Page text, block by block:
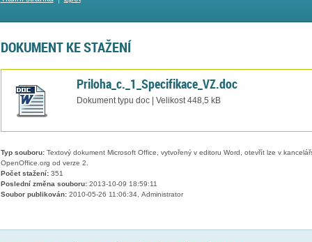
DOKUMENT KE STAŽENÍ
Priloha_c._1_Specifikace_VZ.doc
Dokument typu doc | Velikost 448,5 kB
Typ souboru:Textový dokument Microsoft Office, vytvořený v editoru Word, otevřít lze v
OpenOffice.org od verze 2.
Počet stažení:351
Poslední změna souboru:2013-10-09 18:59:11
Soubor publikován:2010-05-26 11:06:34, Administrator